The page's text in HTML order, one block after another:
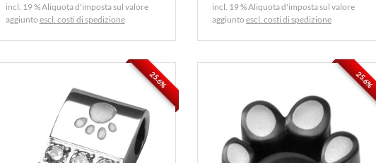
incl. 19 % Aliquota d'imposta sul valore
aggiunto escl. costi di spedizione
incl. 19 % Aliquota d'imposta sul valore
aggiunto escl. costi di spedizione
25.6% 25.6%